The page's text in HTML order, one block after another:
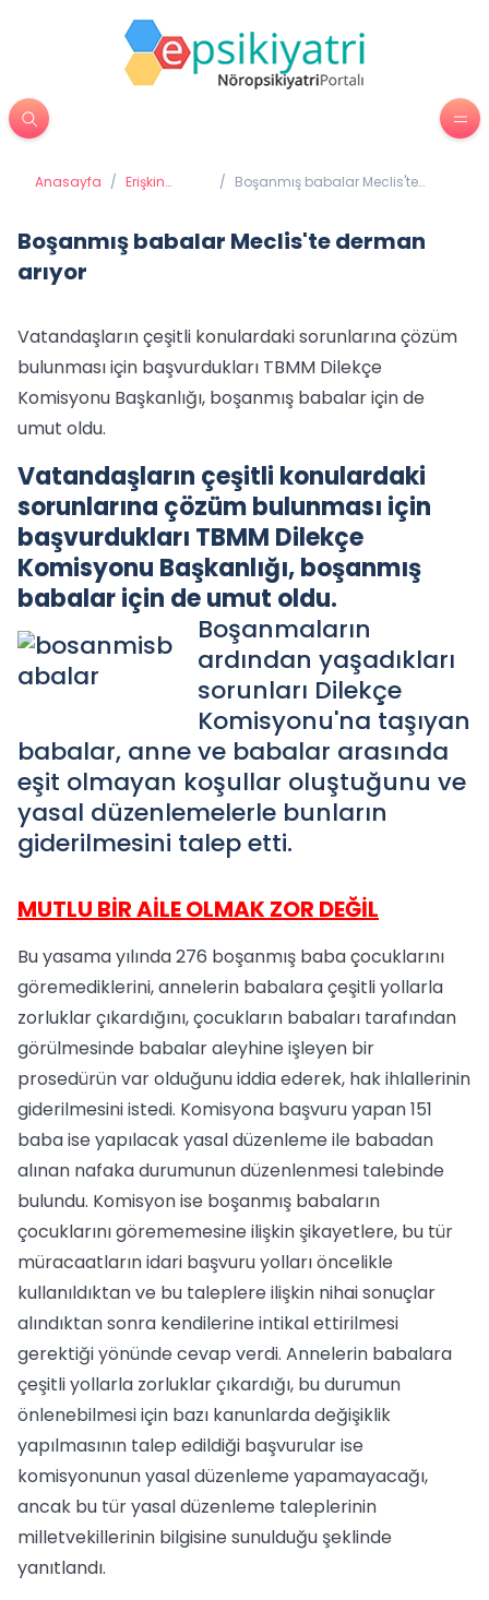
Anasayfa / Erişkin
/ Boşanmış babalar Meclis'te
Boşanmış babalar Meclis'te derman
arıyor
Vatandaşların çeşitli konulardaki sorunlarına çözüm
bulunması için başvurdukları TBMM Dilekçe
Komisyonu Başkanlığı, boşanmış babalar için de
umut oldu.
Vatandaşların çeşitli konulardaki
sorunlarına çözüm bulunması için
başvurdukları TBMM Dilekçe
Komisyonu Başkanlığı, boşanmış
babalar için de umut oldu.
Boşanmaların
ardından yaşadıkları
sorunları Dilekçe
Komisyonu'na taşıyan
babalar, anne ve babalar arasında
eşit olmayan koşullar oluştuğunu ve
yasal düzenlemelerle bunların
giderilmesini talep etti.
MUTLU BİR AİLE OLMAK ZOR DEĞİL
Bu yasama yılında 276 boşanmış baba çocuklarını
göremediklerini, annelerin babalara çeşitli yollarla
zorluklar çıkardığını, çocukların babaları tarafından
görülmesinde babalar aleyhine işleyen bir
prosedürün var olduğunu iddia ederek, hak ihlallerinin
giderilmesini istedi. Komisyona başvuru yapan 151
baba ise yapılacak yasal düzenleme ile babadan
alınan nafaka durumunun düzenlenmesi talebinde
bulundu. Komisyon ise boşanmış babaların
çocuklarını görememesine ilişkin şikayetlere, bu tür
müracaatların idari başvuru yolları öncelikle
kullanıldıktan ve bu taleplere ilişkin nihai sonuçlar
alındıktan sonra kendilerine intikal ettirilmesi
gerektiği yönünde cevap verdi. Annelerin babalara
çeşitli yollarla zorluklar çıkardığı, bu durumun
önlenebilmesi için bazı kanunlarda değişiklik
yapılmasının talep edildiği başvurular ise
komisyonunun yasal düzenleme yapamayacağı,
ancak bu tür yasal düzenleme taleplerinin
milletvekillerinin bilgisine sunulduğu şeklinde
yanıtlandı.